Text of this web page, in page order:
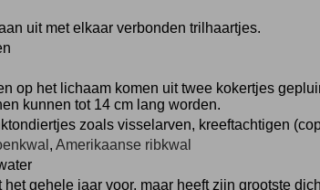
uit met elkaar verbonden trilhaartjes.
op het lichaam komen uit twee kokertjes
kunnen tot 14 cm lang worden.
zoals visselarven, kreeftachtigen
, Amerikaanse ribkwal
het gehele jaar voor, maar heeft zijn grootste